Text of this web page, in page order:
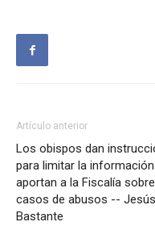
Artículo anterior
Los obispos dan
para limitar la
aportan a la Fiscalía sobre
casos de abusos -- Jesús
Bastante